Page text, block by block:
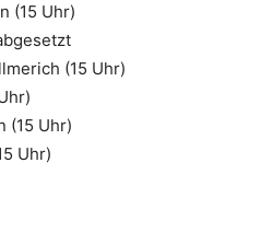
(15 Uhr)
(15 Uhr)
(15 Uhr)
Uhr)